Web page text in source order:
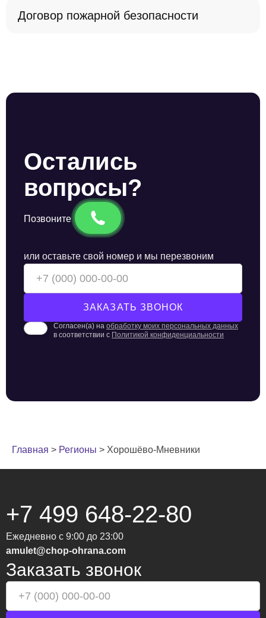
Договор пожарной безопасности
Остались
вопросы?
Позвоните
или оставьте свой номер и мы перезвоним
Согласен(а) на обработку моих персональных данных
в соответствии с Политикой конфиденциальности
Главная > Регионы > Хорошёво-Мневники
+7 499 648-22-80
Ежедневно с 9:00 до 23:00
amulet@chop-ohrana.com
Заказать звонок